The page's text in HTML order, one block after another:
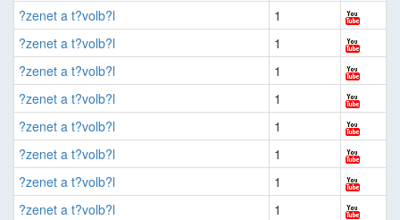
?zenet a t?volb?l
1
?zenet a t?volb?l
1
?zenet a t?volb?l
1
?zenet a t?volb?l
1
?zenet a t?volb?l
1
?zenet a t?volb?l
1
?zenet a t?volb?l
1
?zenet a t?volb?l
1